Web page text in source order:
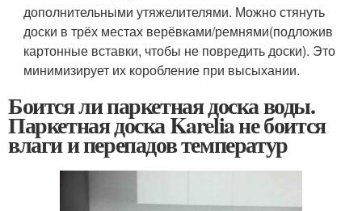
дополнительными утяжелителями. Можно стянуть
доски в трёх местах верёвками/ремнями(подложив
картонные вставки, чтобы не повредить доски). Это
минимизирует их коробление при высыхании.
Боится ли паркетная доска воды.
Паркетная доска Karelia не боится
влаги и перепадов температур